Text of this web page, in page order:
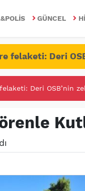
GÜNCEL
felaketi: Deri
FETÖ/PDY İLE